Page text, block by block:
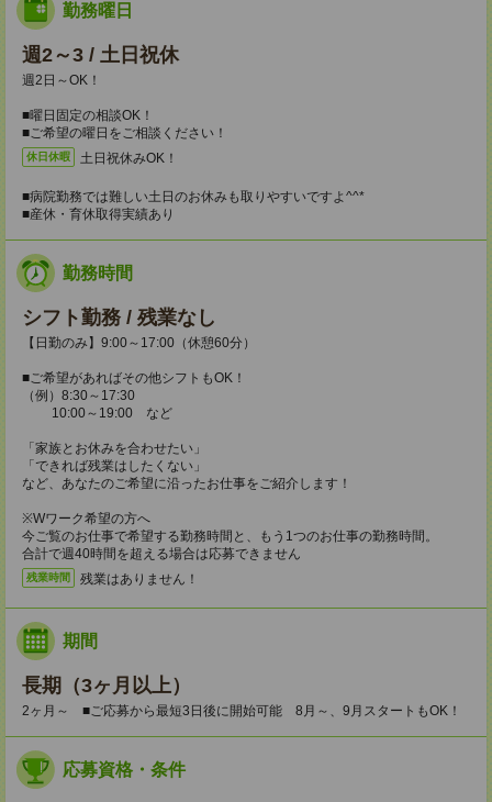
勤務曜日
週2～3 / 土日祝休
週2日～OK！
■曜日固定の相談OK！
■ご希望の曜日をご相談ください！
休日休暇 土日祝休みOK！
■病院勤務では難しい土日のお休みも取りやすいですよ^^*
■産休・育休取得実績あり
勤務時間
シフト勤務 / 残業なし
【日勤のみ】9:00～17:00（休憩60分）
■ご希望があればその他シフトもOK！
（例）8:30～17:30
10:00～19:00 など
「家族とお休みを合わせたい」
「できれば残業はしたくない」
など、あなたのご希望に沿ったお仕事をご紹介します！
※Wワーク希望の方へ
今ご覧のお仕事で希望する勤務時間と、もう1つのお仕事の勤務時間。
合計で週40時間を超える場合は応募できません
残業時間 残業はありません！
期間
長期（3ヶ月以上）
2ヶ月～ ■ご応募から最短3日後に開始可能 8月～、9月スタートもOK！
応募資格・条件